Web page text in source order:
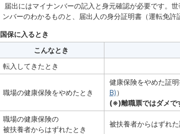
届出にはマイナンバーの記入と身元確認が必要です。
ンバーのわかるものと、届出人の身分証明書（運転免許
国保に入るとき
こんなとき
転入してきたとき
職場の健康保険をやめたとき
健康保険をやめた証明
B)）
(※)離職票ではダメで
職場の健康保険の
被扶養者からはずれたとき
被扶養者からはずれ